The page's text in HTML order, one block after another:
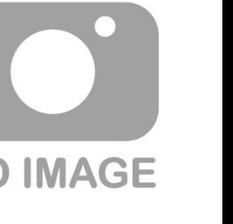
那麼高。 殘值的部分：我自
以不太重要，
還在車廠內，他們說內部討論
煩各位大神給建議了 --